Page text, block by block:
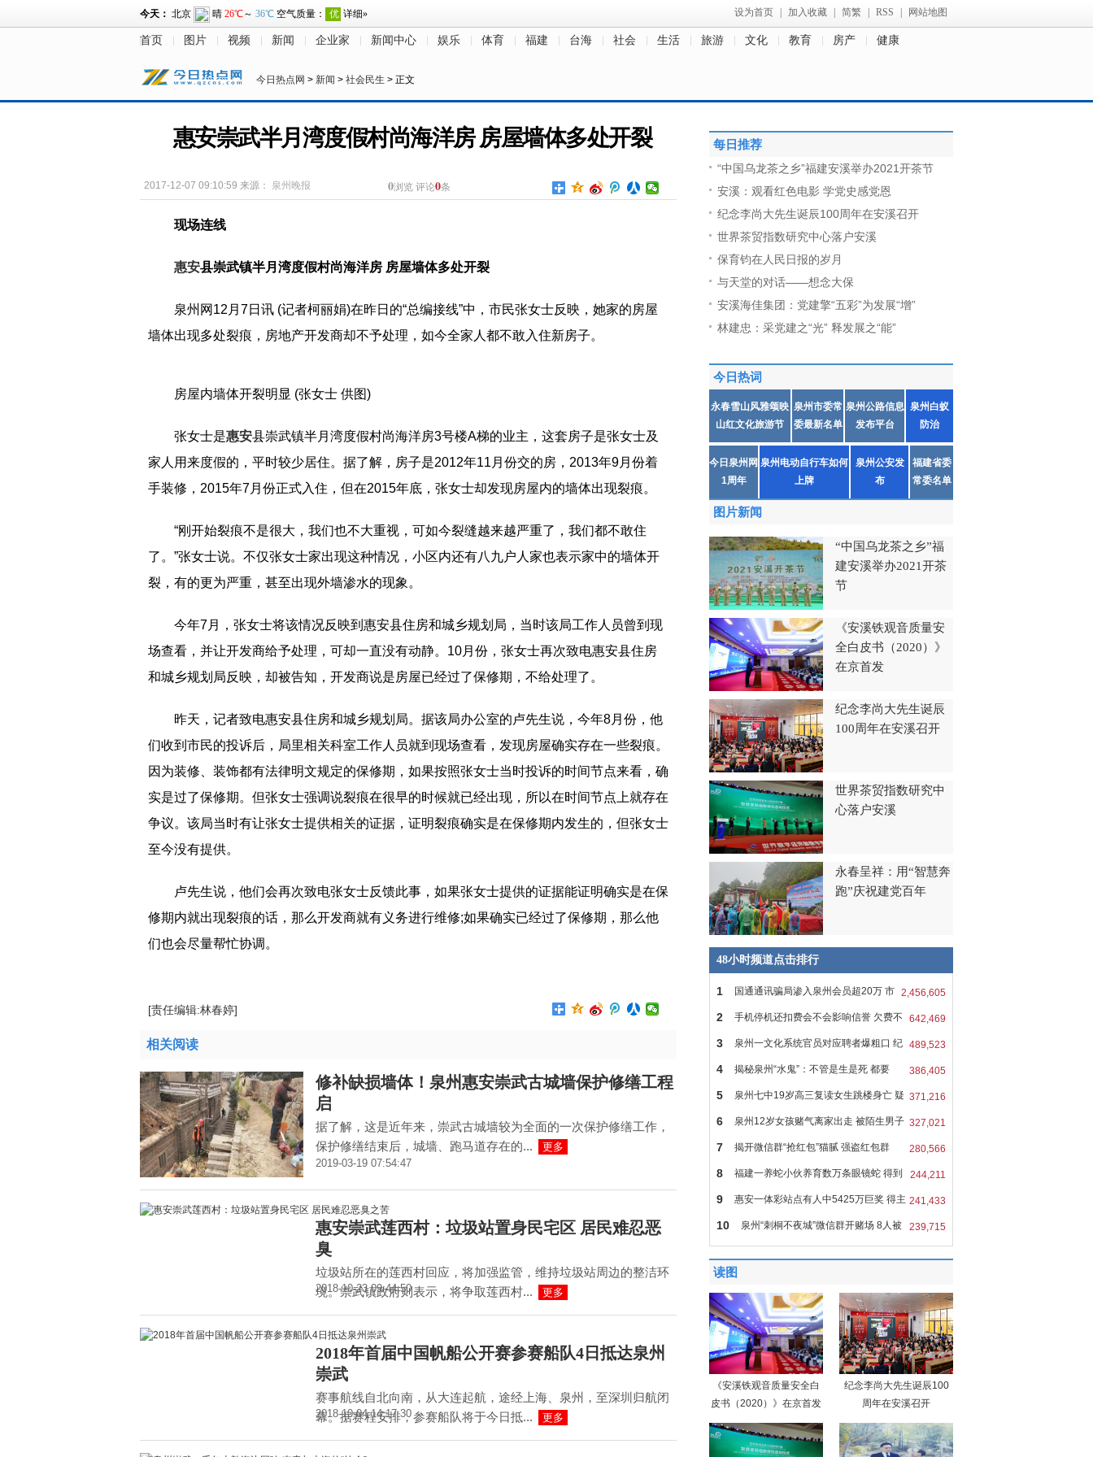
设为首页 加入收藏 简繁 RSS 网站地图
首页 图片 视频 新闻 企业家 新闻中心 娱乐 体育 福建 台海 社会 生活 旅游 文化 教育 房产 健康
今日热点网 > 新闻 > 社会民生 > 正文
惠安崇武半月湾度假村尚海洋房 房屋墙体多处开裂
2017-12-07 09:10:59 来源： 泉州晚报 0浏览 评论0条
现场连线
惠安县崇武镇半月湾度假村尚海洋房 房屋墙体多处开裂
泉州网12月7日讯 (记者柯丽娟)在昨日的“总编接线”中，市民张女士反映，她家的房屋
墙体出现多处裂痕，房地产开发商却不予处理，如今全家人都不敢入住新房子。
房屋内墙体开裂明显 (张女士 供图)
张女士是惠安县崇武镇半月湾度假村尚海洋房3号楼A梯的业主，这套房子是张女士及
家人用来度假的，平时较少居住。据了解，房子是2012年11月份交的房，2013年9月份着
手装修，2015年7月份正式入住，但在2015年底，张女士却发现房屋内的墙体出现裂痕。
“刚开始裂痕不是很大，我们也不大重视，可如今裂缝越来越严重了，我们都不敢住
了。”张女士说。不仅张女士家出现这种情况，小区内还有八九户人家也表示家中的墙体开
裂，有的更为严重，甚至出现外墙渗水的现象。
今年7月，张女士将该情况反映到惠安县住房和城乡规划局，当时该局工作人员曾到现
场查看，并让开发商给予处理，可却一直没有动静。10月份，张女士再次致电惠安县住房
和城乡规划局反映，却被告知，开发商说是房屋已经过了保修期，不给处理了。
昨天，记者致电惠安县住房和城乡规划局。据该局办公室的卢先生说，今年8月份，他
们收到市民的投诉后，局里相关科室工作人员就到现场查看，发现房屋确实存在一些裂痕。
因为装修、装饰都有法律明文规定的保修期，如果按照张女士当时投诉的时间节点来看，确
实是过了保修期。但张女士强调说裂痕在很早的时候就已经出现，所以在时间节点上就存在
争议。该局当时有让张女士提供相关的证据，证明裂痕确实是在保修期内发生的，但张女士
至今没有提供。
卢先生说，他们会再次致电张女士反馈此事，如果张女士提供的证据能证明确实是在保
修期内就出现裂痕的话，那么开发商就有义务进行维修;如果确实已经过了保修期，那么他
们也会尽量帮忙协调。
[责任编辑:林春婷]
相关阅读
修补缺损墙体！泉州惠安崇武古城墙保护修缮工程
启
据了解，这是近年来，崇武古城墙较为全面的一次保护修缮工作，
保护修缮结束后，城墙、跑马道存在的...
更多
2019-03-19 07:54:47
惠安崇武莲西村：垃圾站置身民宅区 居民难忍恶
臭
垃圾站所在的莲西村回应，将加强监管，维持垃圾站周边的整洁环
境。崇武镇政府则表示，将争取莲西村...
更多
2018-10-23 09:44:50
2018年首届中国帆船公开赛参赛船队4日抵达泉州
崇武
赛事航线自北向南，从大连起航，途经上海、泉州，至深圳归航闭
幕。据赛程安排，参赛船队将于今日抵...
更多
2018-10-04 14:17:30
每日推荐
“中国乌龙茶之乡”福建安溪举办2021开茶节
安溪：观看红色电影 学党史感党恩
纪念李尚大先生诞辰100周年在安溪召开
世界茶贸指数研究中心落户安溪
保育钧在人民日报的岁月
与天堂的对话——想念大保
安溪海佳集团：党建擎“五彩”为发展“增”
林建忠：采党建之“光” 释发展之“能”
今日热词
永春雪山风雅颂映
山红文化旅游节
泉州市委常
委最新名单
泉州公路信息
发布平台
泉州白蚁
防治
今日泉州网
1周年
泉州电动自行车如何
上牌
泉州公安发
布
福建省委
常委名单
图片新闻
“中国乌龙茶之乡”福
建安溪举办2021开茶
节
《安溪铁观音质量安
全白皮书（2020）》
在京首发
纪念李尚大先生诞辰
100周年在安溪召开
世界茶贸指数研究中
心落户安溪
永春呈祥：用“智慧奔
跑”庆祝建党百年
48小时频道点击排行
2,456,605
1 国通通讯骗局渗入泉州会员超20万 市
民 642,469
2 手机停机还扣费会不会影响信誉 欠费不
489,523
3 泉州一文化系统官员对应聘者爆粗口 纪
386,405
4 揭秘泉州“水鬼”：不管是生是死 都要
371,216
5 泉州七中19岁高三复读女生跳楼身亡 疑
327,021
6 泉州12岁女孩赌气离家出走 被陌生男子
280,566
7 揭开微信群“抢红包”猫腻 强盗红包群
244,211
8 福建一养蛇小伙养育数万条眼镜蛇 得到
241,433
9 惠安一体彩站点有人中5425万巨奖 得主
239,715
10 泉州“刺桐不夜城”微信群开赌场 8人被
读图
《安溪铁观音质量安全白
皮书（2020）》在京首发
纪念李尚大先生诞辰100
周年在安溪召开